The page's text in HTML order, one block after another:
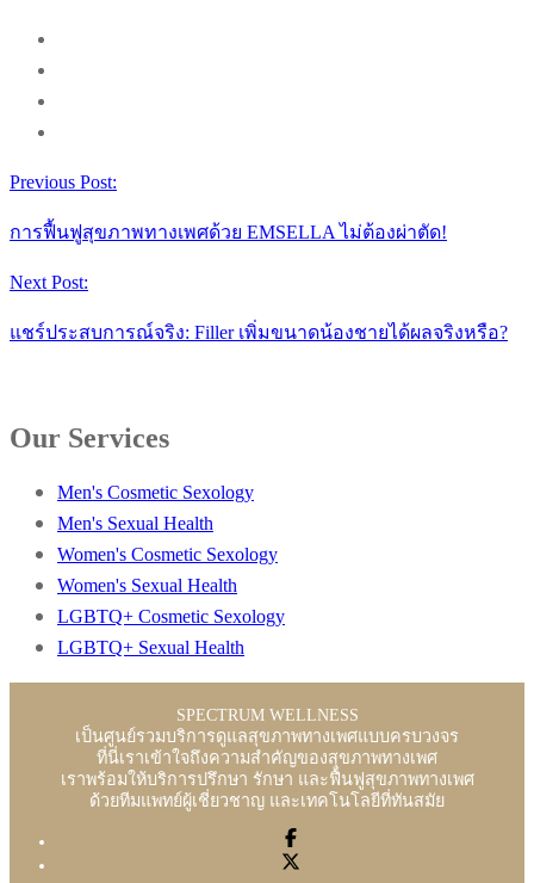
Previous Post:
การฟื้นฟูสุขภาพทางเพศด้วย EMSELLA ไม่ต้องผ่าตัด!
Next Post:
แชร์ประสบการณ์จริง: Filler เพิ่มขนาดน้องชายได้ผลจริงหรือ?
Our Services
Men's Cosmetic Sexology
Men's Sexual Health
Women's Cosmetic Sexology
Women's Sexual Health
LGBTQ+ Cosmetic Sexology
LGBTQ+ Sexual Health
SPECTRUM WELLNESS
เป็นศูนย์รวมบริการดูแลสุขภาพทางเพศแบบครบวงจร
ที่นี่เราเข้าใจถึงความสำคัญของสุขภาพทางเพศ
เราพร้อมให้บริการปรึกษา รักษา และฟื้นฟูสุขภาพทางเพศ
ด้วยทีมแพทย์ผู้เชี่ยวชาญ และเทคโนโลยีที่ทันสมัย